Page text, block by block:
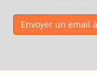
Envoyer un email